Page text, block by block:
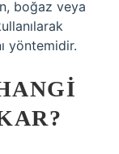
boğaz veya
yöntemidir.